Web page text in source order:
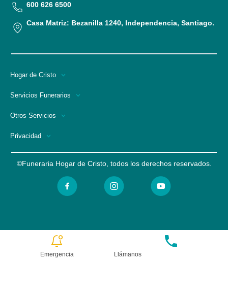
600 626 6500
Casa Matriz: Bezanilla 1240, Independencia, Santiago.
Hogar de Cristo
Servicios Funerarios
Otros Servicios
Privacidad
©Funeraria Hogar de Cristo, todos los derechos reservados.
Emergencia Llámanos